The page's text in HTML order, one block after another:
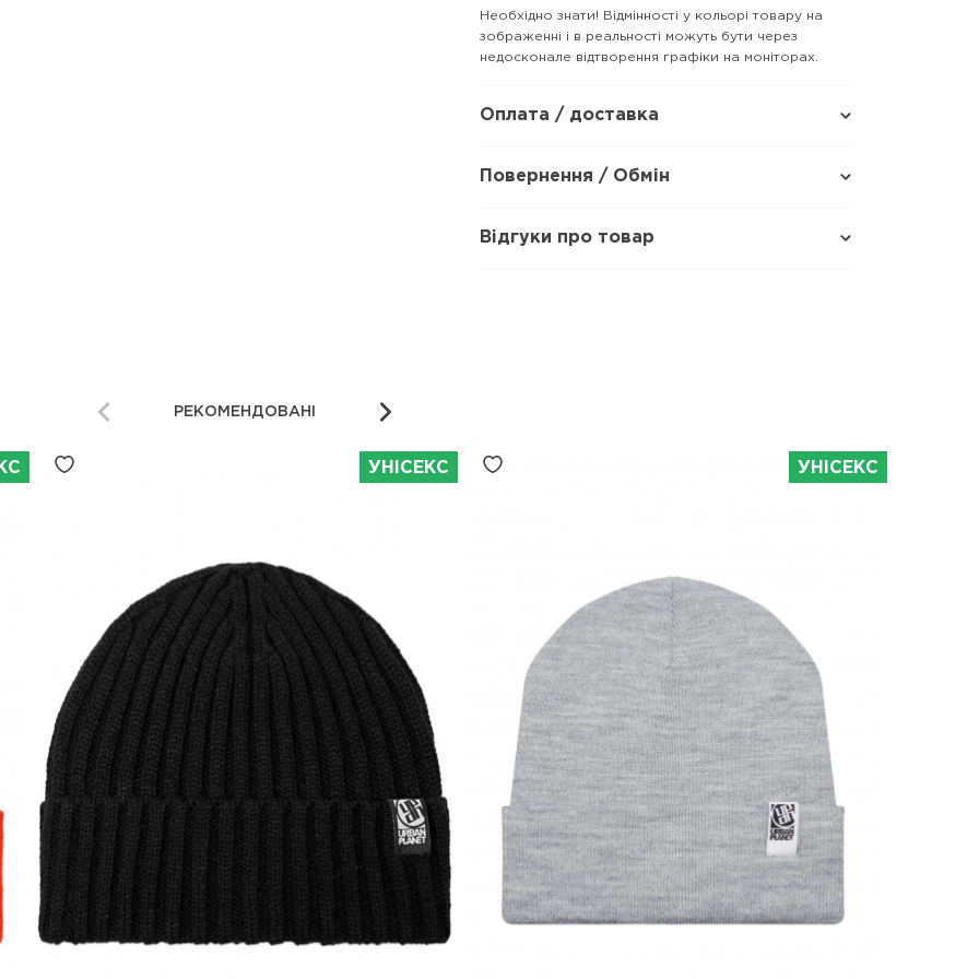
Необхідно знати! Відмінності у кольорі товару на
зображенні і в реальності можуть бути через
недосконале відтворення графіки на моніторах.
Оплата / доставка
Повернення / Обмін
Відгуки про товар
РЕКОМЕНДОВАНІ
УНІСЕКС УНІСЕКС